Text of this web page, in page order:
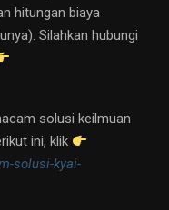
hitungan biaya
Silahkan hubungi
solusi keilmuan
ini, klik
solusi-kyai-